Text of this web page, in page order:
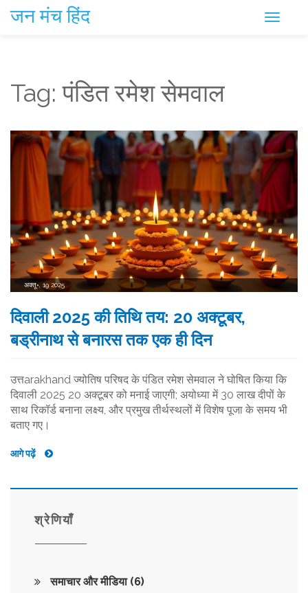
जन मंच हिंद
Tag: पंडित रमेश सेमवाल
अक्तू॰, 19 2025
दिवाली 2025 की तिथि तय: 20 अक्टूबर,
बड्रीनाथ से बनारस तक एक ही दिन
उत्तarakhand ज्योतिष परिषद के पंडित रमेश सेमवाल ने घोषित किया कि
दिवाली 2025 20 अक्टूबर को मनाई जाएगी; अयोध्या में 30 लाख दीपों के
साथ रिकॉर्ड बनाना लक्ष्य, और प्रमुख तीर्थस्थलों में विशेष पूजा के समय भी
बताए गए।
आगे पढ़ें
श्रेणियाँ
समाचार और मीडिया (6)